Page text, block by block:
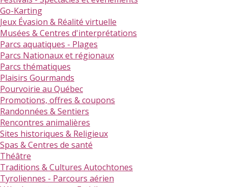
Go-Karting
Jeux Évasion & Réalité virtuelle
Musées & Centres d'interprétations
Parcs aquatiques - Plages
Parcs Nationaux et régionaux
Parcs thématiques
Plaisirs Gourmands
Pourvoirie au Québec
Promotions, offres & coupons
Randonnées & Sentiers
Rencontres animalières
Sites historiques & Religieux
Spas & Centres de santé
Théâtre
Traditions & Cultures Autochtones
Tyroliennes - Parcours aérien